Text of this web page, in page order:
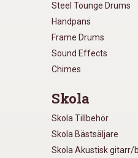
Steel Tounge Drums
Handpans
Frame Drums
Sound Effects
Chimes
Skola
Skola Tillbehör
Skola Bästsäljare
Skola Akustisk gitarr/